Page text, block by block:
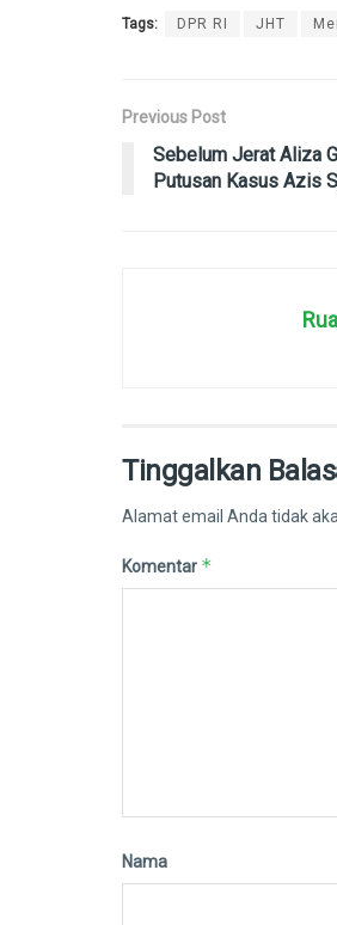
Tags: DPR RI JHT
Previous Post
Sebelum Jerat Aliza
Putusan Kasus Azis
Tinggalkan
Alamat email Anda tidak
Komentar *
Nama